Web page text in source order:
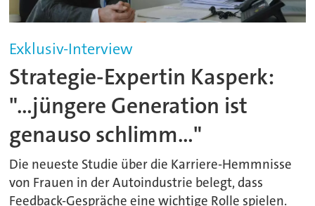
Exklusiv-Interview
Strategie-Expertin Kasperk:
"...jüngere Generation ist
genauso schlimm..."
Die neueste Studie über die Karriere-Hemmnisse
von Frauen in der Autoindustrie belegt, dass
Feedback-Gespräche eine wichtige Rolle spielen.